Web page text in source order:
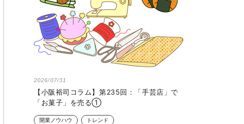
2026/07/31
【小阪裕司コラム】第235回：「手芸店」で
「お菓子」を売る①
開業ノウハウ トレンド